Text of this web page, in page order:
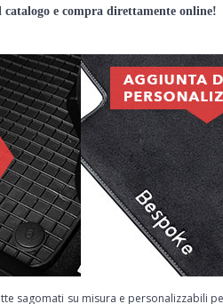
e compra direttamente online!
sagomati su misura e personalizzabili